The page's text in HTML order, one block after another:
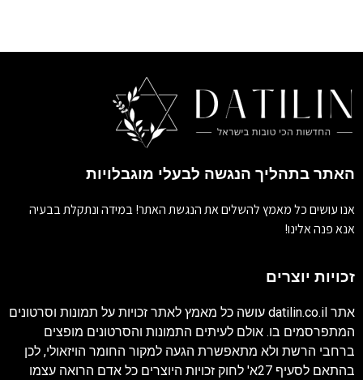
האתר בתהליך הנגשה לבעלי מוגבלויות
אנו עושים כל מאמץ להשלים את הנגשת האתר! במידה ונתקלת בבעיה
אנא פנה אלינו!
זכויות יוצרים
אתר datilin.co.il עושה כל מאמץ לאתר זכויות על תמונות וסרטונים
המתפרסמים בו. אולם לעיתים התמונות והסרטונים מופצים
ברחבי הרשת ולא מתאפשרת הגעה למקור החומר הויזאולי, לכן
בהתאם לסעיף 27א' לחוק זכויות היוצרים כל אדם הרואה עצמו